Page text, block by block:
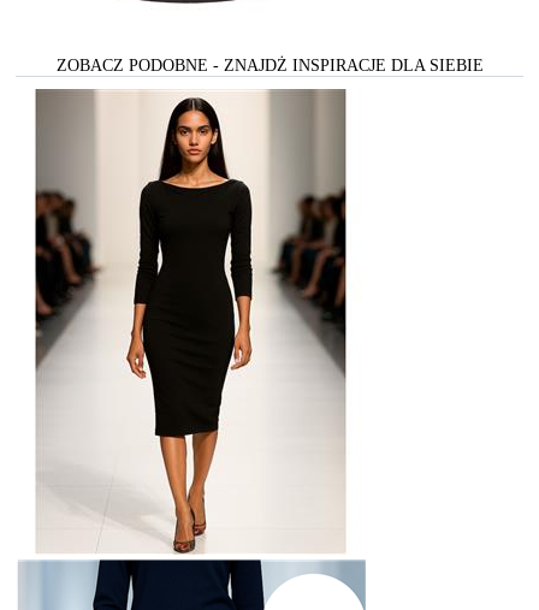
ZOBACZ PODOBNE - ZNAJDŻ INSPIRACJE DLA SIEBIE